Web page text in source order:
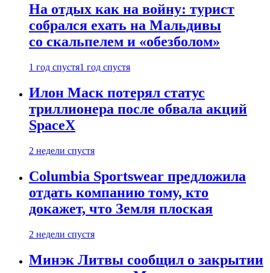
На отдых как на войну: турист
собрался ехать на Мальдивы
со скальпелем и «обезболом»
1 год спустя1 год спустя
Илон Маск потерял статус
триллионера после обвала акций
SpaceX
2 недели спустя
Columbia Sportswear предложила
отдать компанию тому, кто
докажет, что Земля плоская
2 недели спустя
Минэк Литвы сообщил о закрытии